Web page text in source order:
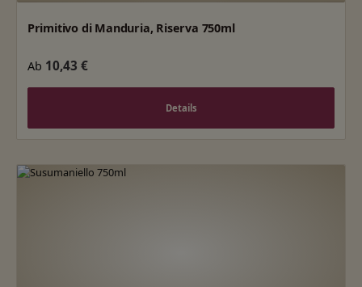
Primitivo di Manduria, Riserva 750ml
Regulärer Preis:
Ab 10,43 €
Details